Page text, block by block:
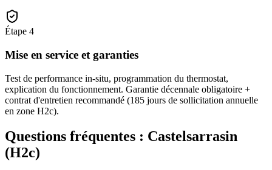
Étape 4
Mise en service et garanties
Test de performance in-situ, programmation du thermostat,
explication du fonctionnement. Garantie décennale obligatoire +
contrat d'entretien recommandé (185 jours de sollicitation annuelle
en zone H2c).
Questions fréquentes : Castelsarrasin
(H2c)